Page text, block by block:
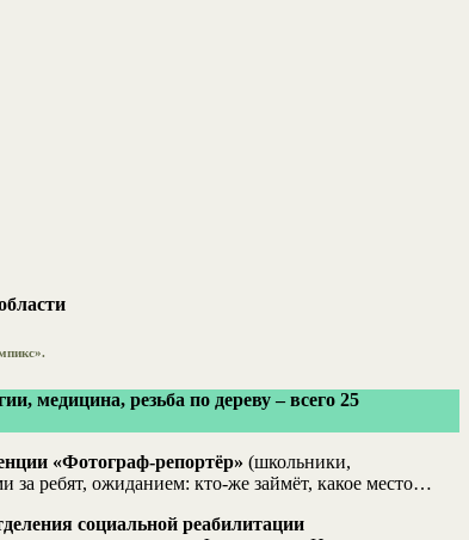
медицина, резьба по дереву – всего 25
«Фотограф-репортёр» (школьники,
ребят, ожиданием: кто-же займёт, какое место…
социальной реабилитации